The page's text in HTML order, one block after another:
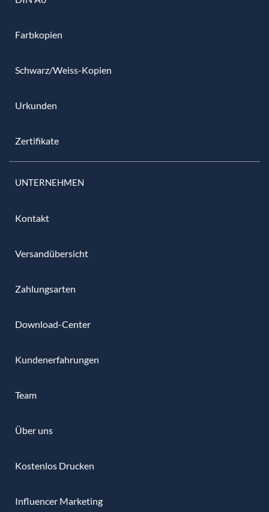
Farbkopien
Schwarz/Weiss-Kopien
Urkunden
Zertifikate
UNTERNEHMEN
Kontakt
Versandübersicht
Zahlungsarten
Download-Center
Kundenerfahrungen
Team
Über uns
Kostenlos Drucken
Influencer Marketing